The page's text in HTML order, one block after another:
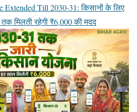
Extended Till 2030-31: किसानों के लिए
मिलती रहेगी ₹6,000 की मदद